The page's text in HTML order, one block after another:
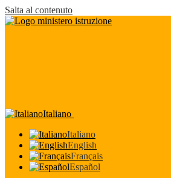
Salta al contenuto
Italiano
Italiano
English
Français
Español